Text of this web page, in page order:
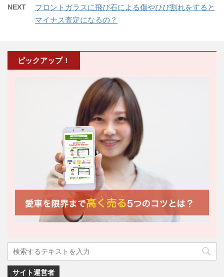
NEXT
フロントガラスに飛び石による傷やひび割れをすると
マイナス査定になるの？
ピックアップ！
サイト運営者